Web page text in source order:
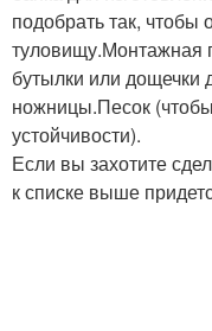
подобрать так,
туловищу.Монтажная
бутылки или дощечки
ножницы.Песок
устойчивости).
Если вы захотите
к списке выше